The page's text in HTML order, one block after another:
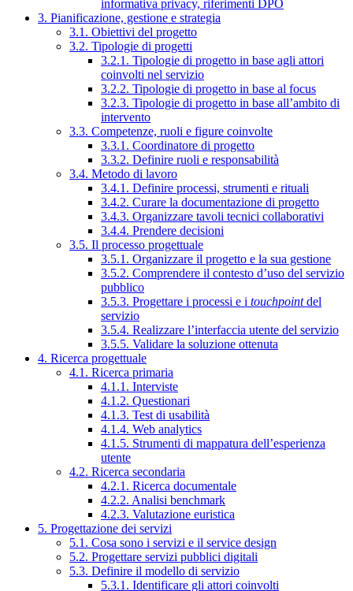
informativa privacy, riferimenti DPO
3. Pianificazione, gestione e strategia
3.1. Obiettivi del progetto
3.2. Tipologie di progetti
3.2.1. Tipologie di progetto in base agli attori
coinvolti nel servizio
3.2.2. Tipologie di progetto in base al focus
3.2.3. Tipologie di progetto in base all’ambito di
intervento
3.3. Competenze, ruoli e figure coinvolte
3.3.1. Coordinatore di progetto
3.3.2. Definire ruoli e responsabilità
3.4. Metodo di lavoro
3.4.1. Definire processi, strumenti e rituali
3.4.2. Curare la documentazione di progetto
3.4.3. Organizzare tavoli tecnici collaborativi
3.4.4. Prendere decisioni
3.5. Il processo progettuale
3.5.1. Organizzare il progetto e la sua gestione
3.5.2. Comprendere il contesto d’uso del servizio
pubblico
3.5.3. Progettare i processi e i touchpointdel
servizio
3.5.4. Realizzare l’interfaccia utente del servizio
3.5.5. Validare la soluzione ottenuta
4. Ricerca progettuale
4.1. Ricerca primaria
4.1.1. Interviste
4.1.2. Questionari
4.1.3. Test di usabilità
4.1.4. Web analytics
4.1.5. Strumenti di mappatura dell’esperienza
utente
4.2. Ricerca secondaria
4.2.1. Ricerca documentale
4.2.2. Analisi benchmark
4.2.3. Valutazione euristica
5. Progettazione dei servizi
5.1. Cosa sono i servizi e il service design
5.2. Progettare servizi pubblici digitali
5.3. Definire il modello di servizio
5.3.1. Identificare gli attori coinvolti